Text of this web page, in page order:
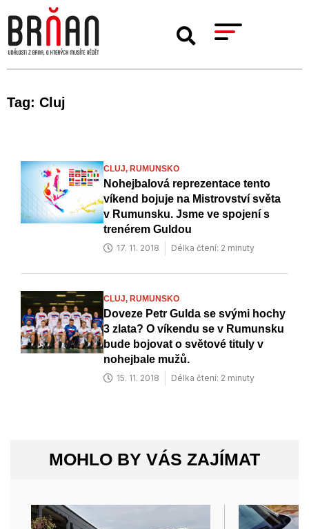
Tag: Cluj
CLUJ, RUMUNSKO
Nohejbalová reprezentace tento
víkend bojuje na Mistrovství světa
v Rumunsku. Jsme ve spojení s
trenérem Guldou
17. 11. 2018 Délka čtení: 2 minuty
CLUJ, RUMUNSKO
Doveze Petr Gulda se svými hochy
3 zlata? O víkendu se v Rumunsku
bude bojovat o světové tituly v
nohejbale mužů.
15. 11. 2018 Délka čtení: 2 minuty
MOHLO BY VÁS ZAJÍMAT